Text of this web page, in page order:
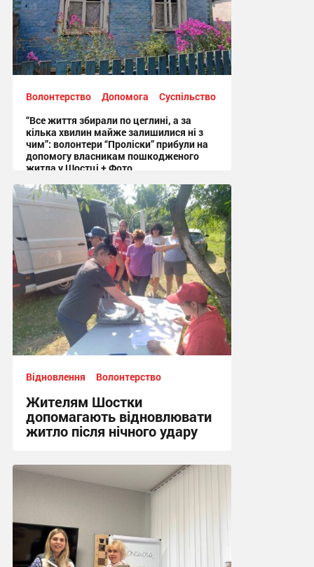
Волонтерство Допомога
Суспільство
“Все життя збирали по цеглині, а за
кілька хвилин майже залишилися ні з
чим”: волонтери “Проліски” прибули на
допомогу власникам пошкодженого
житла у Шостці + Фото
09:54, 6.08.2026
Відновлення Волонтерство
Жителям Шостки
допомагають відновлювати
житло після нічного удару
16:17, 5.08.2026